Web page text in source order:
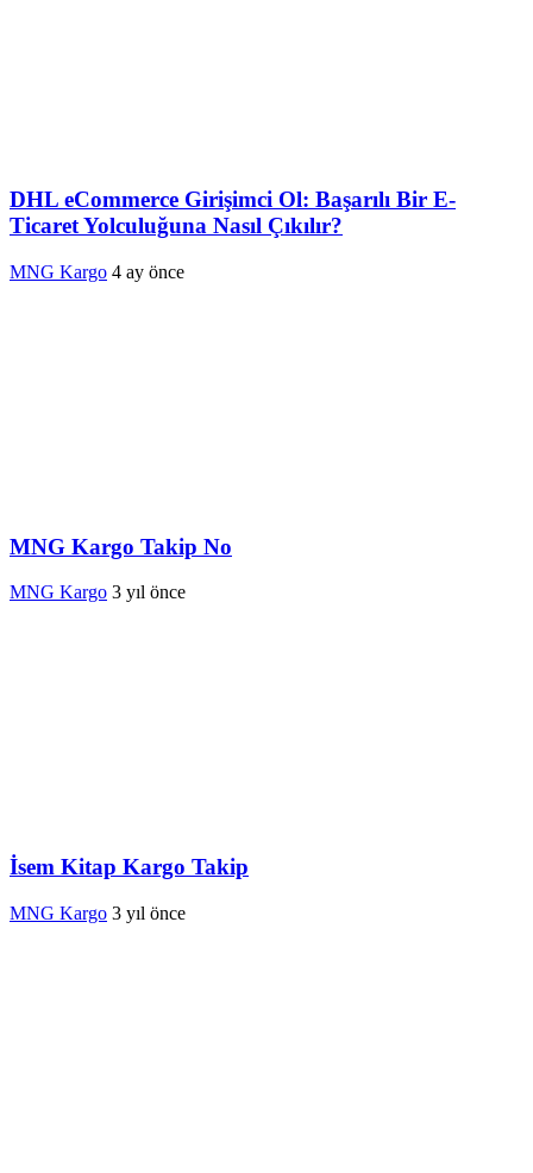
DHL eCommerce Girişimci Ol: Başarılı Bir E-
Ticaret Yolculuğuna Nasıl Çıkılır?
MNG Kargo 4 ay önce
MNG Kargo Takip No
MNG Kargo 3 yıl önce
İsem Kitap Kargo Takip
MNG Kargo 3 yıl önce